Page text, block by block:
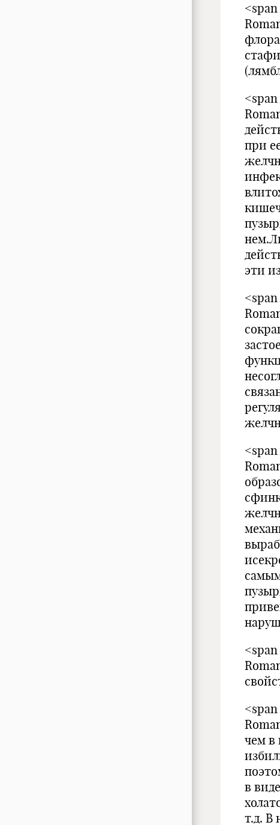
при
эти
чем в
в
т.д. В